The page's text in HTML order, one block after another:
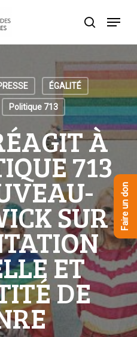
recherche
Menu
ÉGALITÉ
Politique 713
À
713
SUR
ET
DE
Faire un don